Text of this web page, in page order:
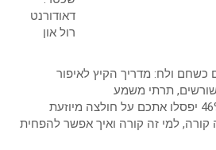
כשחם ולח: מדריך הקיץ לאיפור
תרתי משמע
קורה, למי זה קורה ואיך אפשר להפחית